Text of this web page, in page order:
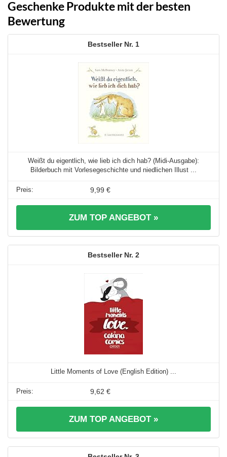
Geschenke Produkte mit der besten
Bewertung
1
Weißt du eigentlich, wie lieb ich dich hab? (Midi-Ausgabe):
Bilderbuch mit Vorlesegeschichte und niedlichen Illust ...
9,99 €
ZUM TOP ANGEBOT »
2
Little Moments of Love (English Edition) ...
9,62 €
ZUM TOP ANGEBOT »